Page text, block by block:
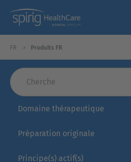
FR Produits FR